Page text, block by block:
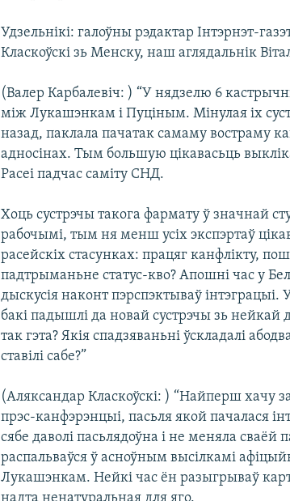
Удзельнікі: галоўны рэдактар Інтэрнэт-
Класкоўскі зь Менску, наш аглядальнік
(Валер Карбалевіч: ) “У нядзелю 6
між Лукашэнкам і Пуціным. Мінулая іх
назад, паклала пачатак самаму востраму
адносінах. Тым большую цікавасьць
Расеі падчас саміту СНД.
Хоць сустрэчы такога фармату ў значнай
рабочымі, тым ня менш усіх экспэртаў
расейскіх стасунках: працяг канфлікту,
падтрыманьне статус-кво? Апошні час у
дыскусія наконт пэрспэктываў інтэграцыі.
бакі падышлі да новай сустрэчы зь
так гэта? Якія спадзяваньні ўскладалі
ставілі сабе?”
(Аляксандар Класкоўскі: ) “Найперш хачу
прэс-канфэрэнцыі, пасьля якой пачалася
сябе даволі пасьлядоўна і не меняла
распальваўся ў асноўным высілкамі
Лукашэнкам. Нейкі час ён разыгрываў